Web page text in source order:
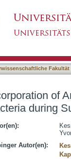
Fakultät
of
during
Autor(en):